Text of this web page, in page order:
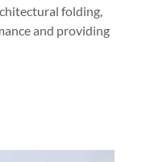
folding,
and providing